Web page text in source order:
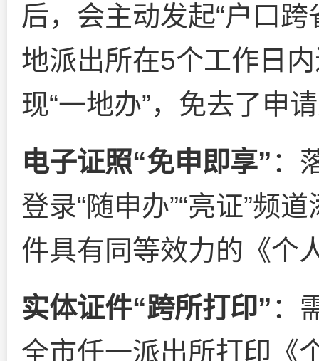
后，会主动发起“户口
地派出所在5个工作日
现“一地办”，免去了申
电子证照“免申即享” ：
登录“随申办”“亮证”频
件具有同等效力的《个
实体证件“跨所打印” ：
全市任一派出所打印《